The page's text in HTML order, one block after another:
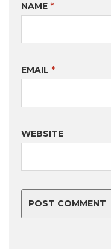
NAME *
EMAIL *
WEBSITE